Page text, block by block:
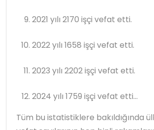
2021 yılı 2170 işçi vefat etti.
2022 yılı 1658 işçi vefat etti.
2023 yılı 2202 işçi vefat etti.
2024 yılı 1759 işçi vefat etti...
Tüm bu istatistiklere bakıldığında